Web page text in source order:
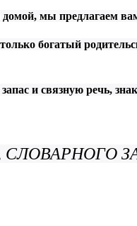
мы предлагаем
богатый
и связную речь,